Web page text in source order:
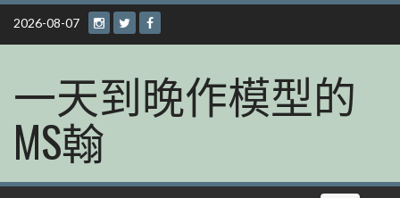
Skip
content
2026-08-07
一天到晚作模型的
MS翰